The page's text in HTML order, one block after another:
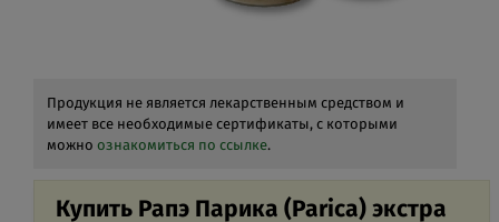
Продукция не является лекарственным средством и
имеет все необходимые сертификаты, с которыми
можно ознакомиться по ссылке.
Купить Рапэ Парика (Parica) экстра